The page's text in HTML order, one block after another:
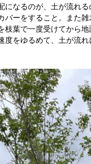
になるのが、土が流れ
バーをすること。また
枝葉で一度受けてから
度をゆるめて、土が流れ